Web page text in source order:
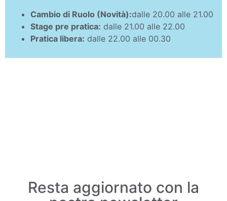
Cambio di Ruolo (Novità):dalle 20.00 alle 21.00
Stage pre pratica: dalle 21.00 alle 22.00
Pratica libera: dalle 22.00 alle 00.30
Resta aggiornato con la